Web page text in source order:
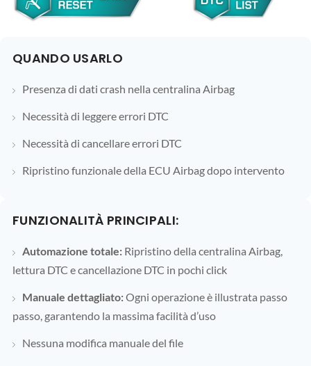
QUANDO USARLO
Presenza di dati crash nella centralina Airbag
Necessità di leggere errori DTC
Necessità di cancellare errori DTC
Ripristino funzionale della ECU Airbag dopo intervento
FUNZIONALITÀ PRINCIPALI:
Automazione totale: Ripristino della centralina Airbag,
lettura DTC e cancellazione DTC in pochi click
Manuale dettagliato:Ogni operazione è illustrata passo
passo, garantendo la massima facilità d’uso
Nessuna modifica manuale del file